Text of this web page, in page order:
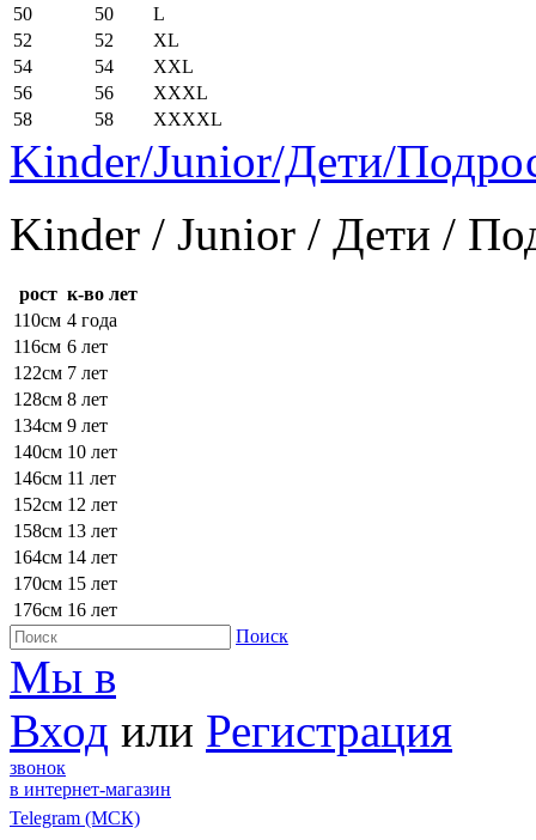
50
50
L
52
52
XL
54
54
XXL
56
56
XXXL
58
58 XXXXL
Kinder/Junior/Дети/
Kinder / Junior / Дети /
рост к-во лет
110см 4 года
116см 6 лет
122см 7 лет
128см 8 лет
134см 9 лет
140см 10 лет
146см 11 лет
152см 12 лет
158см 13 лет
164см 14 лет
170см 15 лет
176см 16 лет
Поиск
Мы в
Вход или Регистрация
звонок
в интернет-магазин
Telegram (МСК)